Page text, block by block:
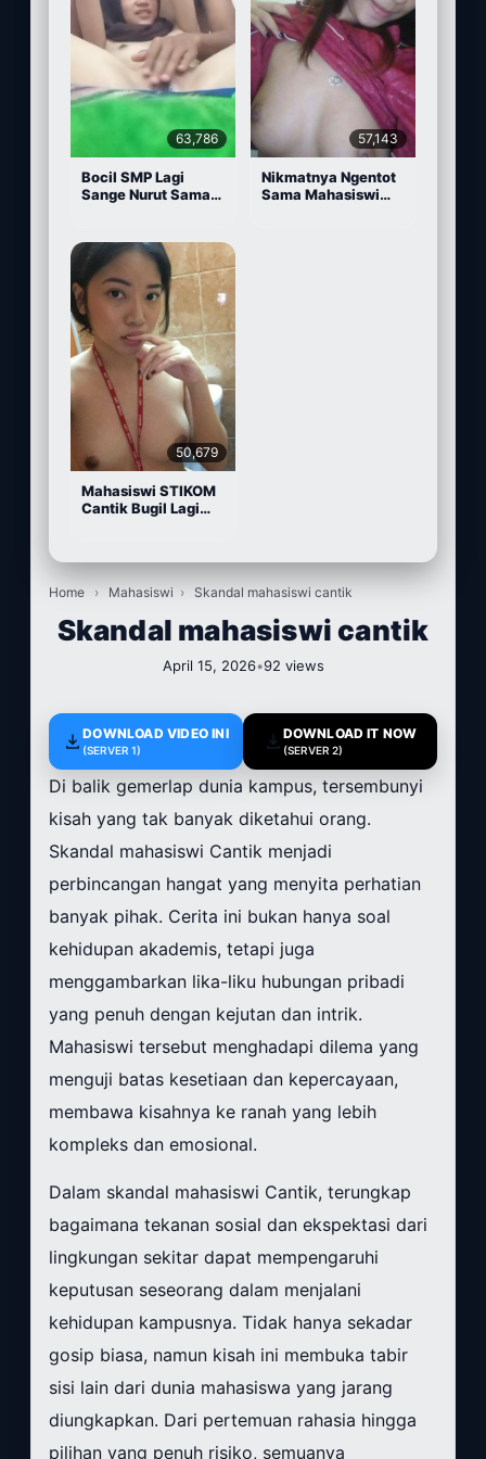
63,786
Bocil SMP Lagi
Sange Nurut Sama
57,143
Nikmatnya Ngentot
Sama Mahasiswi
50,679
Mahasiswi STIKOM
Cantik Bugil Lagi
Home › Mahasiswi › Skandal mahasiswi cantik
Skandal mahasiswi cantik
April 15, 2026•92 views
DOWNLOAD VIDEO INI
(SERVER 1)
DOWNLOAD IT NOW
(SERVER 2)
Di balik gemerlap dunia kampus, tersembunyi
kisah yang tak banyak diketahui orang.
Skandal mahasiswi Cantik menjadi
perbincangan hangat yang menyita perhatian
banyak pihak. Cerita ini bukan hanya soal
kehidupan akademis, tetapi juga
menggambarkan lika-liku hubungan pribadi
yang penuh dengan kejutan dan intrik.
Mahasiswi tersebut menghadapi dilema yang
menguji batas kesetiaan dan kepercayaan,
membawa kisahnya ke ranah yang lebih
kompleks dan emosional.
Dalam skandal mahasiswi Cantik, terungkap
bagaimana tekanan sosial dan ekspektasi dari
lingkungan sekitar dapat mempengaruhi
keputusan seseorang dalam menjalani
kehidupan kampusnya. Tidak hanya sekadar
gosip biasa, namun kisah ini membuka tabir
sisi lain dari dunia mahasiswa yang jarang
diungkapkan. Dari pertemuan rahasia hingga
pilihan yang penuh risiko, semuanya